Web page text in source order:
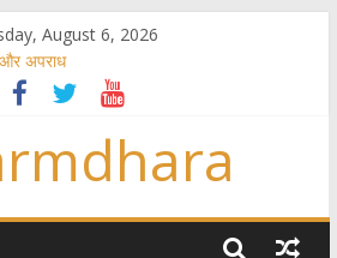
August 6, 2026
और अपराध
वेदाधिकारिणी क्यों नहीं हैं
सबसे बड़ा और वैज्ञानिक समय गणना तन्त्र
माता, पिता तुम्हीं हो ??
राजयोग